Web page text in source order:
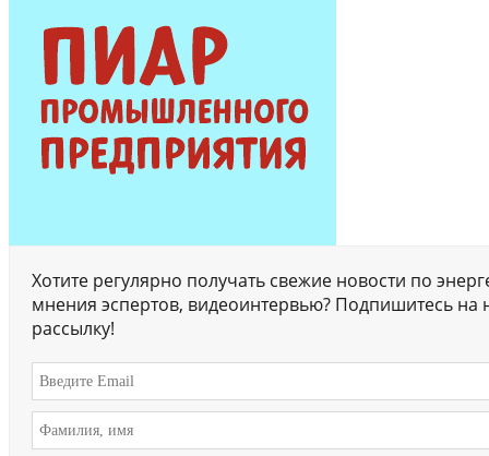
Хотите регулярно получать свежие новости по
мнения эспертов, видеоинтервью? Подпишитесь на
рассылку!